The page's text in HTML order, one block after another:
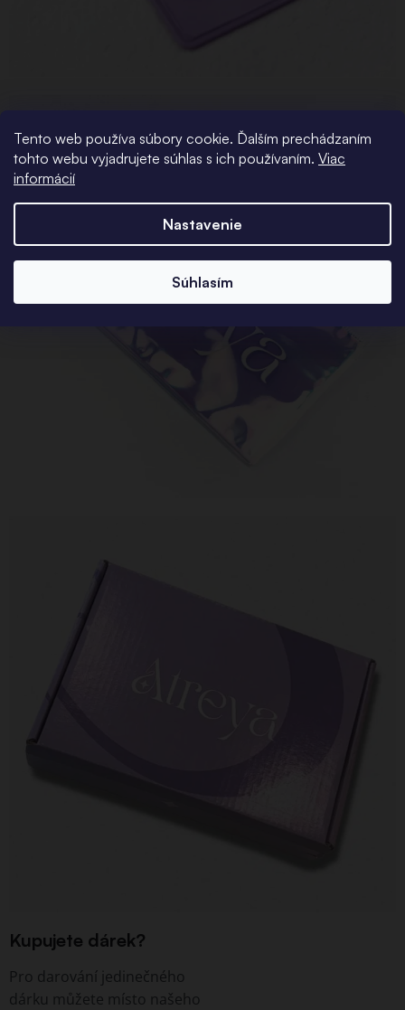
Tento web používa súbory cookie. Ďalším prechádzaním
tohto webu vyjadrujete súhlas s ich používaním. Viac
informácií
Nastavenie
Súhlasím
Kupujete dárek?
Pro darování jedinečného
dárku můžete místo našeho